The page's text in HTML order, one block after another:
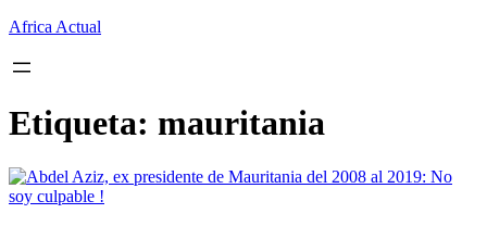
Saltar
contenido
Africa Actual
Etiqueta: mauritania